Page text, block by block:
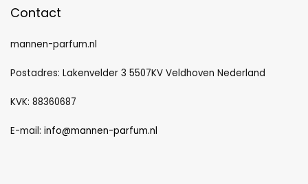
Contact
mannen-parfum.nl
Postadres: Lakenvelder 3 5507KV Veldhoven Nederland
KVK: 88360687
E-mail: info@mannen-parfum.nl